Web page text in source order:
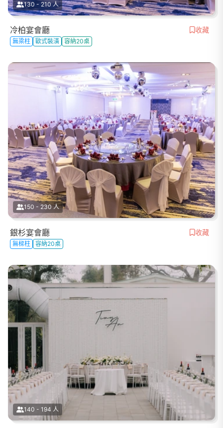
130 - 210 人
冷柏宴會廳 收藏
無梁柱 歐式裝潢 容納20桌
150 - 230 人
銀杉宴會廳 收藏
無樑柱 容納20桌
140 - 194 人